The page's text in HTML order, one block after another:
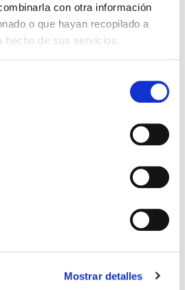
con otra información
o que hayan recopilado a
hecho de sus servicios.
Mostrar detalles
€
€
PASEO JUGADOR INFANTIL
23/24
24,98 €
PANTALÓN CORTO ENTRENO
TÉCNICO INFANTIL 23/24
15,00 €